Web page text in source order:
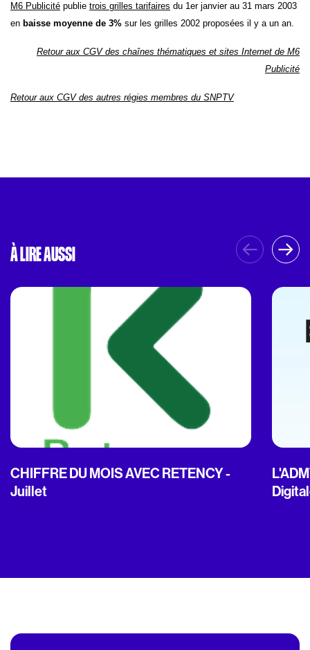
M6 Publicité publie trois grilles tarifaires du 1er janvier au 31 mars 2003
en baisse moyenne de 3% sur les grilles 2002 proposées il y a un an.
Retour aux CGV des chaînes thématiques et sites Internet de M6
Publicité
Retour aux CGV des autres régies membres du SNPTV
À LIRE AUSSI
CHIFFRE DU MOIS AVEC RETENCY -
Juillet